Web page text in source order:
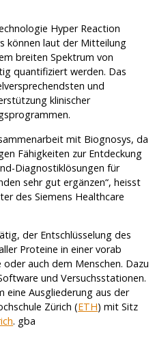
Hyper Reaction
können laut der Mitteilung
breiten Spektrum von
quantifiziert werden. Das
und
klinischer
mit Biognosys, da
Fähigkeiten zur Entdeckung
Diagnostiklösungen für
sehr gut ergänzen“, heisst
des Siemens Healthcare
der Entschlüsselung des
Proteine in einer vorab
auch dem Menschen. Dazu
und Versuchsstationen.
eine Ausgliederung aus der
Zürich (ETH) mit Sitz
. gba